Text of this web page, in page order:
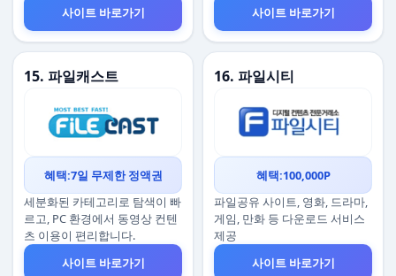
사이트 바로가기
사이트 바로가기
15. 파일캐스트
혜택:7일 무제한 정액권
세분화된 카테고리로 탐색이 빠
르고, PC 환경에서 동영상 컨텐
츠 이용이 편리합니다.
사이트 바로가기
16. 파일시티
혜택:100,000P
파일공유 사이트, 영화, 드라마,
게임, 만화 등 다운로드 서비스
제공
사이트 바로가기